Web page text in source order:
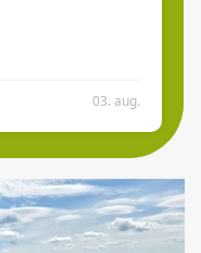
03. aug.